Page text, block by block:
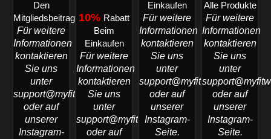
Den
Mitgliedsbeitrag
Für weitere
Informationen
kontaktieren
Sie uns
unter
support@myfitworld.net
oder auf
unserer
Instagram-
10% Rabatt
Beim
Einkaufen
Für weitere
Informationen
kontaktieren
Sie uns
unter
support@myfitworld.net
oder auf
Einkaufen
Für weitere
Informationen
kontaktieren
Sie uns
unter
support@myfitworld.net
oder auf
unserer
Instagram-
Seite.
Alle Produkte
Für weitere
Informationen
kontaktieren
Sie uns
unter
oder auf
unserer
Instagram-
Seite.